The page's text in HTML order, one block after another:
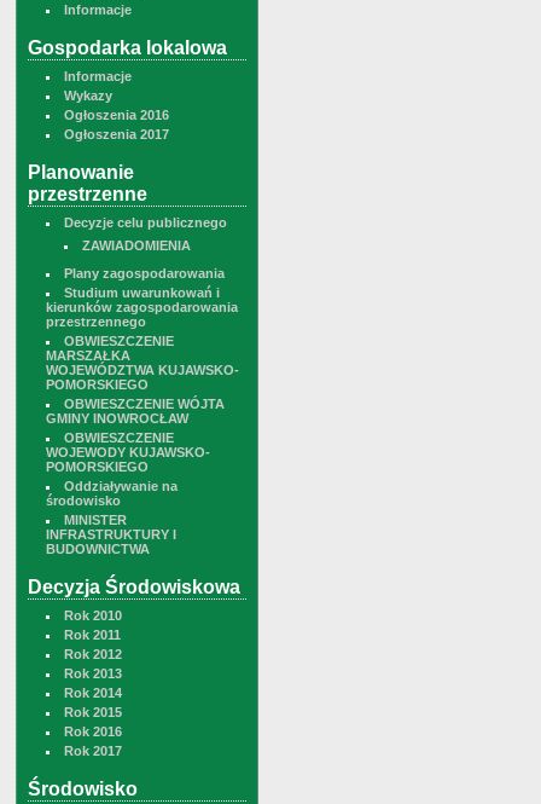
Informacje
Gospodarka lokalowa
Informacje
Wykazy
Ogłoszenia 2016
Ogłoszenia 2017
Planowanie
przestrzenne
Decyzje celu publicznego
ZAWIADOMIENIA
Plany zagospodarowania
Studium uwarunkowań i
kierunków zagospodarowania
przestrzennego
OBWIESZCZENIE
MARSZAŁKA
WOJEWÓDZTWA KUJAWSKO-
POMORSKIEGO
OBWIESZCZENIE WÓJTA
GMINY INOWROCŁAW
OBWIESZCZENIE
WOJEWODY KUJAWSKO-
POMORSKIEGO
Oddziaływanie na
środowisko
MINISTER
INFRASTRUKTURY I
BUDOWNICTWA
Decyzja Środowiskowa
Rok 2010
Rok 2011
Rok 2012
Rok 2013
Rok 2014
Rok 2015
Rok 2016
Rok 2017
Środowisko